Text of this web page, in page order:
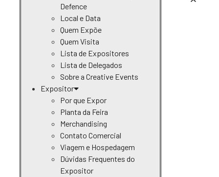
Defence
Local e Data
Quem Expõe
Quem Visita
Lista de Expositores
Lista de Delegados
Sobre a Creative Events
Expositor
Por que Expor
Planta da Feira
Merchandising
Contato Comercial
Viagem e Hospedagem
Dúvidas Frequentes do
Expositor